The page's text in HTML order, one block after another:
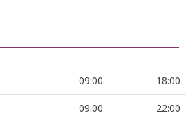
09:00 18:00
09:00 22:00